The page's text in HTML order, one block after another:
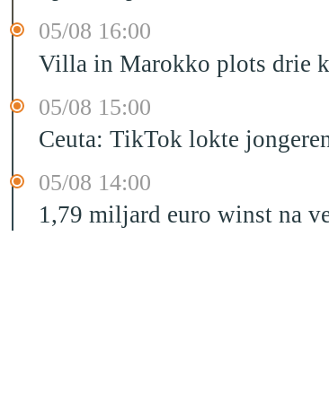
05/08 16:00
Villa in Marokko plots drie
05/08 15:00
Ceuta: TikTok lokte
05/08 14:00
1,79 miljard euro winst na